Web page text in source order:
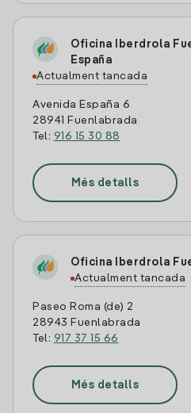
Oficina Iberdrola
España
Actualment tancada
Avenida España 6
28941 Fuenlabrada
Tel: 916 15 30 88
Més detalls
Oficina Iberdrola
Actualment tancada
Paseo Roma (de) 2
28943 Fuenlabrada
Tel: 917 37 15 66
Més detalls